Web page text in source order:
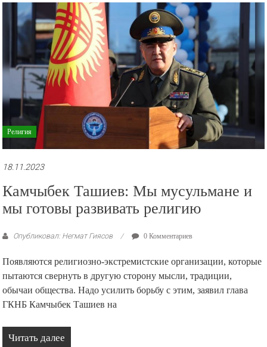
рекламные
ролики
презентации.
Религия
18.11.2023
Камчыбек Ташиев: Мы мусульмане и
мы готовы развивать религию
Опубликовал: Негмат Гиясов 0 Комментариев
Появляются религиозно-экстремистские организации, которые
пытаются свернуть в другую сторону мысли, традиции,
обычаи общества. Надо усилить борьбу с этим, заявил глава
ГКНБ Камчыбек Ташиев на
Читать далее